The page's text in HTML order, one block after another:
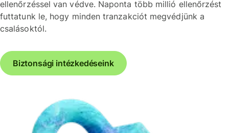
ellenőrzéssel van védve. Naponta több millió ellenőrzést
futtatunk le, hogy minden tranzakciót megvédjünk a
csalásoktól.
Biztonsági intézkedéseink